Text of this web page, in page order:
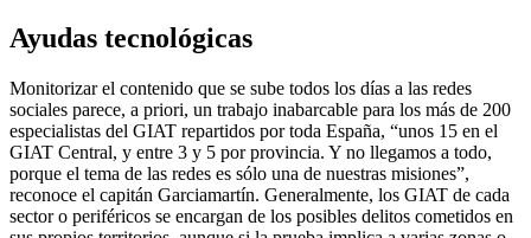
Ayudas tecnológicas
Monitorizar el contenido que se sube todos los días a las redes
sociales parece, a priori, un trabajo inabarcable para los más de 200
especialistas del GIAT repartidos por toda España, “unos 15 en el
GIAT Central, y entre 3 y 5 por provincia. Y no llegamos a todo,
porque el tema de las redes es sólo una de nuestras misiones”,
reconoce el capitán Garciamartín. Generalmente, los GIAT de cada
sector o periféricos se encargan de los posibles delitos cometidos en